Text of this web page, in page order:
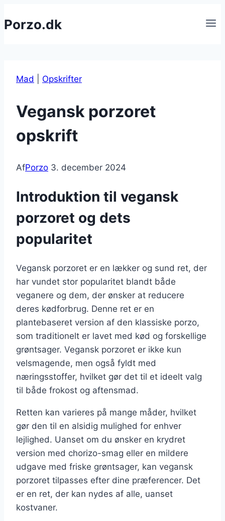
til
Porzo.dk
Mad Opskrifter
Vegansk porzoret
opskrift
AfPorzo 3. december 2024
Introduktion til vegansk
porzoret og dets
popularitet
Vegansk porzoret er en lækker og sund ret, der
har vundet stor popularitet blandt både
veganere og dem, der ønsker at reducere
deres kødforbrug. Denne ret er en
plantebaseret version af den klassiske porzo,
som traditionelt er lavet med kød og forskellige
grøntsager. Vegansk porzoret er ikke kun
velsmagende, men også fyldt med
næringsstoffer, hvilket gør det til et ideelt valg
til både frokost og aftensmad.
Retten kan varieres på mange måder, hvilket
gør den til en alsidig mulighed for enhver
lejlighed. Uanset om du ønsker en krydret
version med chorizo-smag eller en mildere
udgave med friske grøntsager, kan vegansk
porzoret tilpasses efter dine præferencer. Det
er en ret, der kan nydes af alle, uanset
kostvaner.